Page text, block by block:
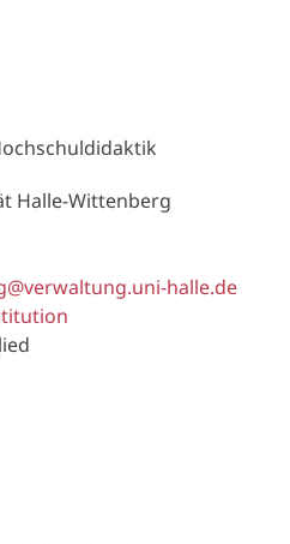
Halle-Wittenberg
halle.de